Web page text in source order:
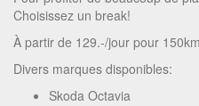
Choisissez un break!
À partir de 129.-/jour pour
Divers marques disponibles:
Skoda Octavia